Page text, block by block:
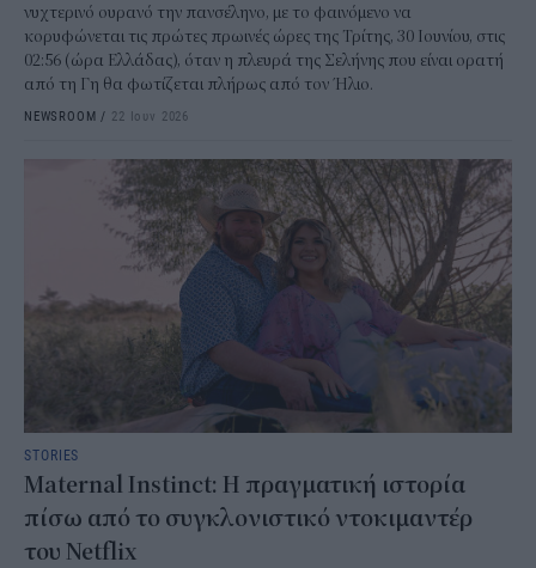
νυχτερινό ουρανό την πανσέληνο, με το φαινόμενο να
κορυφώνεται τις πρώτες πρωινές ώρες της Τρίτης, 30 Ιουνίου, στις
02:56 (ώρα Ελλάδας), όταν η πλευρά της Σελήνης που είναι ορατή
από τη Γη θα φωτίζεται πλήρως από τον Ήλιο.
NEWSROOM / 22 Ιουν 2026
STORIES
Maternal Instinct: Η πραγματική ιστορία
πίσω από το συγκλονιστικό ντοκιμαντέρ
του Netflix